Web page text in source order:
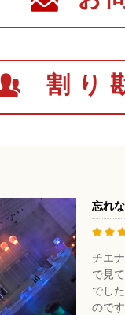
17. Pike's
18. Rivers Edge
20. Sophie
21. Taste of
22. Walmart
23. Westmark
割り
忘れ
チエ
で見
でし
ので